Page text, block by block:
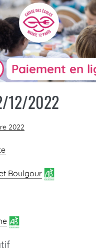
Paiement en
12/2022
2022
Boulgour